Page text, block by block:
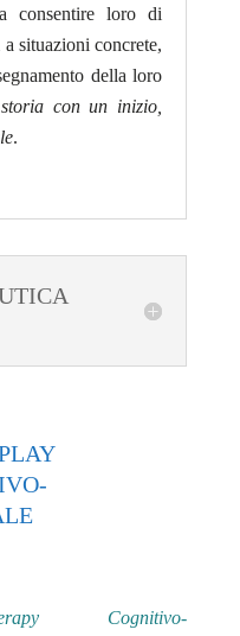
consentire loro di
situazioni concrete,
della loro
con un inizio,
.
Cognitivo-